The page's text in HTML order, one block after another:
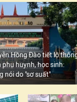
Hồng Đào tiết lộ
phụ huynh, học sinh:
nói do "sơ suất"